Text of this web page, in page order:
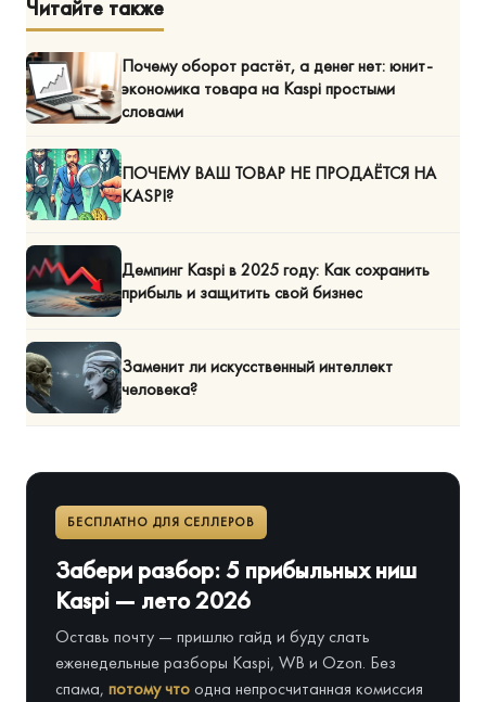
Читайте также
Почему оборот растёт, а денег нет: юнит-
экономика товара на Kaspi простыми
словами
ПОЧЕМУ ВАШ ТОВАР НЕ ПРОДАЁТСЯ НА
KASPI?
Демпинг Kaspi в 2025 году: Как сохранить
прибыль и защитить свой бизнес
Заменит ли искусственный интеллект
человека?
БЕСПЛАТНО ДЛЯ СЕЛЛЕРОВ
Забери разбор: 5 прибыльных ниш
Kaspi — лето 2026
Оставь почту — пришлю гайд и буду слать
еженедельные разборы Kaspi, WB и Ozon. Без
спама, потому чтоодна непросчитанная комиссия